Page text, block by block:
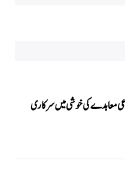
معاہدے کی خوشی میں سرکاری